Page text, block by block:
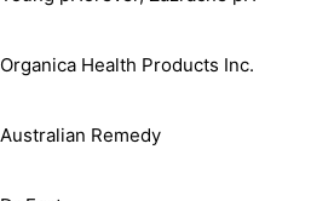
Organica Health Products Inc.
Australian Remedy